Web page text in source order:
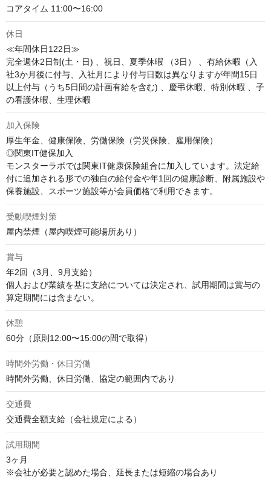
コアタイム 11:00〜16:00
休日
≪年間休日122日≫
完全週休2日制(土・日) 、祝日、夏季休暇 （3日） 、有給休暇（入
社3か月後に付与、入社月により付与日数は異なりますが年間15日
以上付与（うち5日間の計画有給を含む) 、慶弔休暇、特別休暇 、子
の看護休暇、生理休暇
加入保険
厚生年金、健康保険、労働保険（労災保険、雇用保険）
◎関東IT健保加入
モンスターラボでは関東IT健康保険組合に加入しています。法定給
付に追加される形での独自の給付金や年1回の健康診断、附属施設や
保養施設、スポーツ施設等が会員価格で利用できます。
受動喫煙対策
屋内禁煙（屋内喫煙可能場所あり）
賞与
年2回（3月、9月支給）
個人および業績を基に支給については決定され、試用期間は賞与の
算定期間には含まない。
休憩
60分（原則12:00〜15:00の間で取得）
時間外労働・休日労働
時間外労働、休日労働、協定の範囲内であり
交通費
交通費全額支給（会社規定による）
試用期間
3ヶ月
※会社が必要と認めた場合、延長または短縮の場合あり